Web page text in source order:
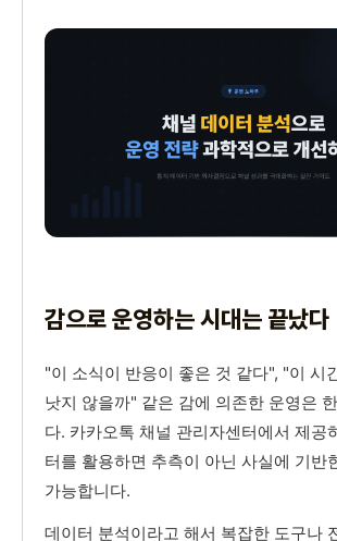
감으로 운영하는 시대는 끝났다
"이 소식이 반응이 좋은 것 같다", "이 시
낫지 않을까" 같은 감에 의존한 운영은
다. 카카오톡 채널 관리자센터에서 제공
터를 활용하면 추측이 아닌 사실에 기반
가능합니다.
데이터 분석이라고 해서 복잡한 도구나